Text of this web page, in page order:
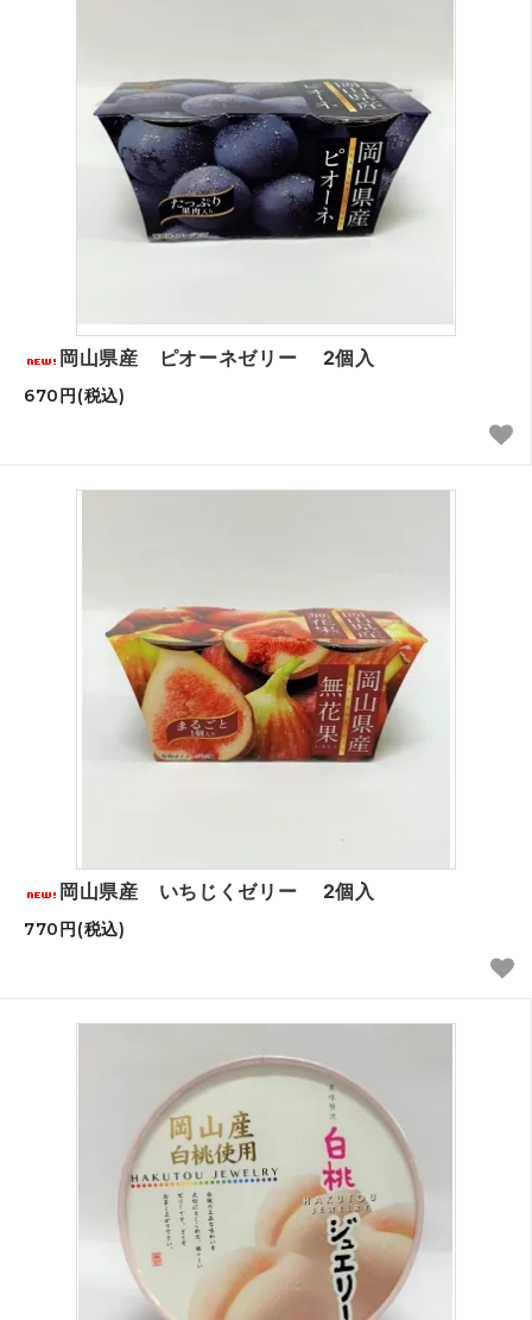
岡山県産 ピオーネゼリー 2個入
670円(税込)
岡山県産 いちじくゼリー 2個入
770円(税込)